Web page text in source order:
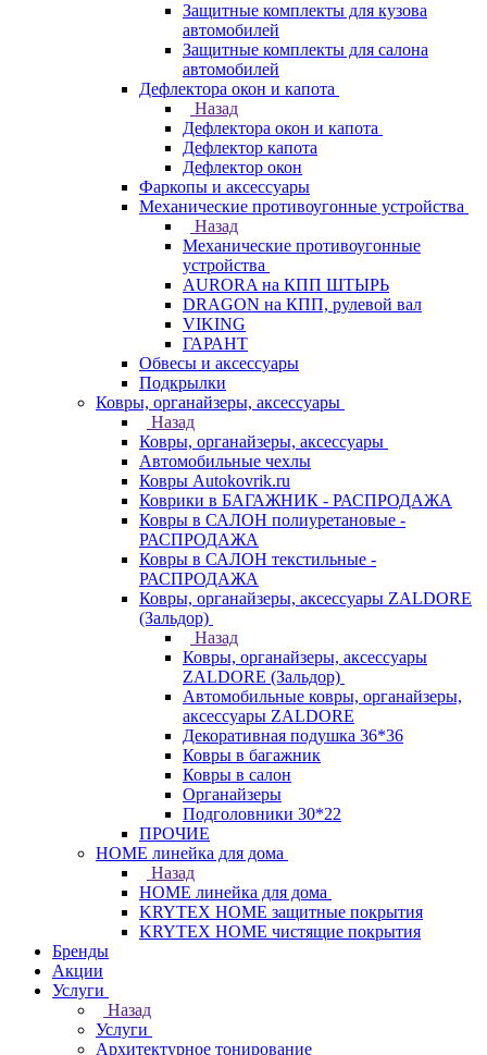
Защитные комплекты для кузова
автомобилей
Защитные комплекты для салона
автомобилей
Дефлектора окон и капота
Назад
Дефлектора окон и капота
Дефлектор капота
Дефлектор окон
Фаркопы и аксессуары
Механические противоугонные устройства
Назад
Механические противоугонные
устройства
AURORA на КПП ШТЫРЬ
DRAGON на КПП, рулевой вал
VIKING
ГАРАНТ
Обвесы и аксессуары
Подкрылки
Ковры, органайзеры, аксессуары
Назад
Ковры, органайзеры, аксессуары
Автомобильные чехлы
Ковры Autokovrik.ru
Коврики в БАГАЖНИК - РАСПРОДАЖА
Ковры в САЛОН полиуретановые -
РАСПРОДАЖА
Ковры в САЛОН текстильные -
РАСПРОДАЖА
Ковры, органайзеры, аксессуары ZALDORE
(Зальдор)
Назад
Ковры, органайзеры, аксессуары
ZALDORE (Зальдор)
Автомобильные ковры, органайзеры,
аксессуары ZALDORE
Декоративная подушка 36*36
Ковры в багажник
Ковры в салон
Органайзеры
Подголовники 30*22
ПРОЧИЕ
HOME линейка для дома
Назад
HOME линейка для дома
KRYTEX HOME защитные покрытия
KRYTEX HOME чистящие покрытия
Бренды
Акции
Услуги
Назад
Услуги
Архитектурное тонирование